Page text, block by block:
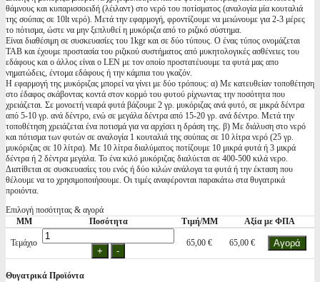
θάμνους και κυπαρισσοειδή (λέιλαντ) στο νερό του ποτίσματος (αναλογία μία κουταλιά
της σούπας σε 10lt νερό). Μετά την εφαρμογή, φροντίζουμε να μειώνουμε για 2-3 μέρες
το πότισμα, ώστε να μην ξεπλυθεί η μυκόριζα από το ριζικό σύστημα.
Είναι διαθέσιμη σε συσκευασίες του 1kgr και σε δύο τύπους. Ο ένας τύπος ονομάζεται
TAB και έχουμε προστασία του ριζικού συστήματος από μυκητολογικές ασθένειες του
εδάφους και ο άλλος είναι ο LEN με τον οποίο προστατέυουμε τα φυτά μας απο
νηματώδεις, έντομα εδάφους ή την κάμπια του γκαζόν.
Η εφαρμογή της μυκόριζας μπορεί να γίνει με δύο τρόπους: α) Με κατευθείαν τοποθέτηση
στο έδαφος σκάβοντας κοντά στον κορμό του φυτού ρίχνωντας την ποσότητα που
χρειάζεται. Σε μονοετή νεαρά φυτά βάζουμε 2 γρ. μυκόριζας ανά φυτό, σε μικρά δέντρα
από 5-10 γρ. ανά δέντρο, ενώ σε μεγάλα δέντρα από 15-20 γρ. ανά δέντρο. Μετά την
τοποθέτηση χρειάζεται ένα ποτισμά για να αρχίσει η δράση της. β) Με διάλυση στο νερό
και πότισμα των φυτών σε αναλογία 1 κουταλιά της σούπας σε 10 λίτρα νερό (25 γρ.
μυκόριζας σε 10 λίτρα). Με 10 λίτρα διαλύματος ποτίζουμε 10 μικρά φυτά ή 3 μικρά
δέντρα ή 2 δέντρα μεγάλα. Το ένα κιλό μυκόριζας διαλύεται σε 400-500 κιλά νερο.
Διατίθεται σε συσκευασίες του ενός ή δύο κιλών ανάλογα τα φυτά ή την έκταση που
θέλουμε να το χρησιμοποιήσουμε. Οι τιμές αναφέρονται παρακάτω στα θυγατρικά
προιόντα.
Επιλογή ποσότητας & αγορά
ΜΜ
Ποσότητα Τιμή/ΜΜ Αξία με ΦΠΑ
Τεμάχιο 65,00 € 65,00 €
Θυγατρικά Προϊόντα